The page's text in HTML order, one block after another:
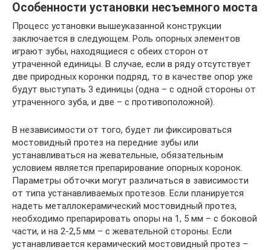
Особенности установки несъемного моста
Процесс установки вышеуказанной конструкции
заключается в следующем. Роль опорных элементов
играют зубы, находящиеся с обеих сторон от
утраченной единицы. В случае, если в ряду отсутствует
две природных коронки подряд, то в качестве опор уже
будут выступать 3 единицы (одна – с одной стороны от
утраченного зуба, и две – с противоположной).
В независимости от того, будет ли фиксироваться
мостовидный протез на передние зубы или
устанавливаться на жевательные, обязательным
условием является препарирование опорных коронок.
Параметры обточки могут различаться в зависимости
от типа устанавливаемых протезов. Если планируется
надеть металлокерамический мостовидный протез,
необходимо препарировать опоры на 1, 5 мм – с боковой
части, и на 2-2,5 мм – с жевательной стороны. Если
устанавливается керамический мостовидный протез –